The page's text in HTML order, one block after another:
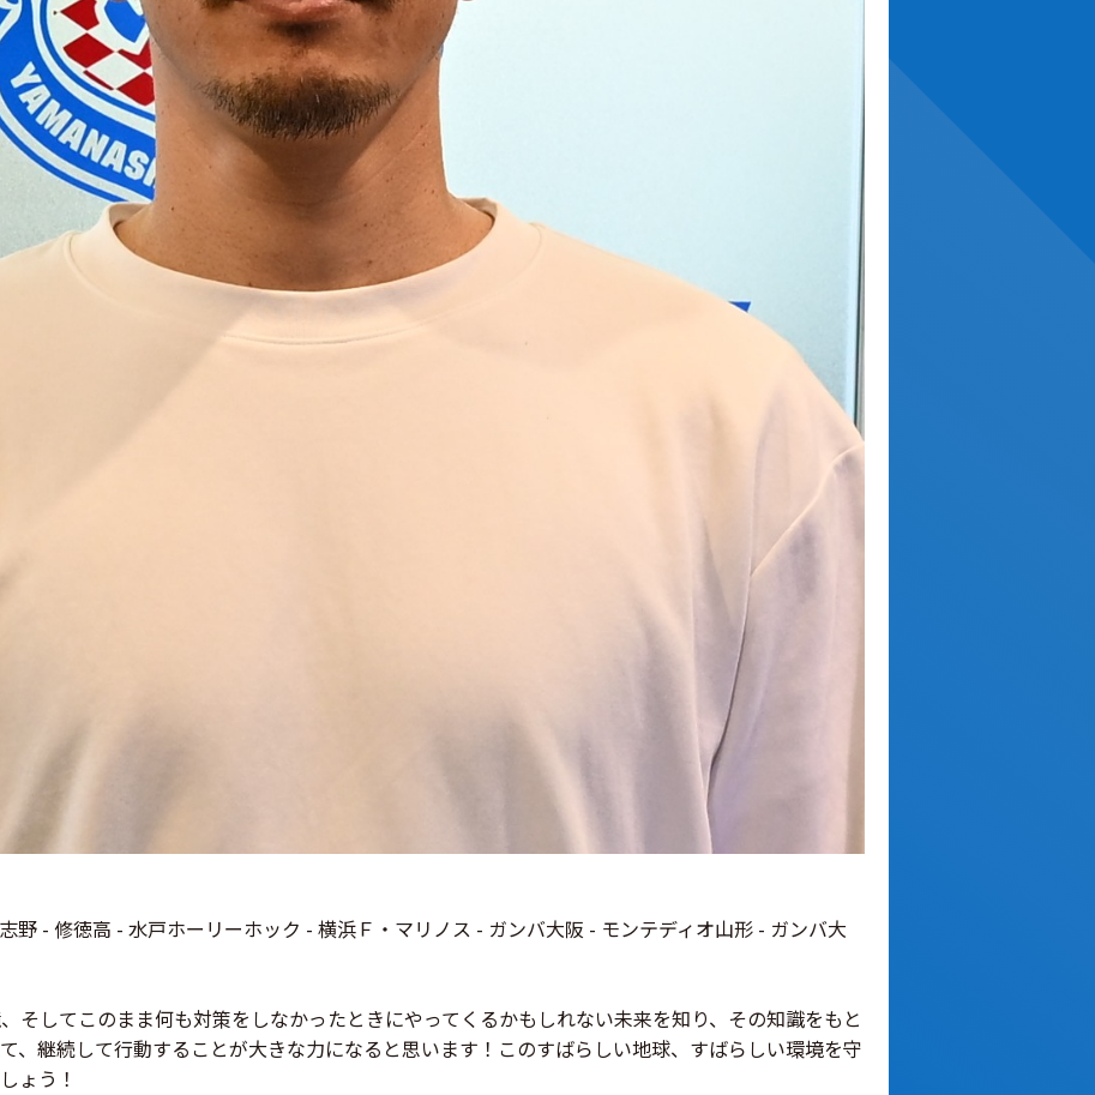
野 - 修徳高 - 水戸ホーリーホック - 横浜Ｆ・マリノス - ガンバ大阪 - モンテディオ山形 - ガンバ大
そしてこのまま何も対策をしなかったときにやってくるかもしれない未来を知り、その知識をもと
、継続して行動することが大きな力になると思います！このすばらしい地球、すばらしい環境を守
ょう！